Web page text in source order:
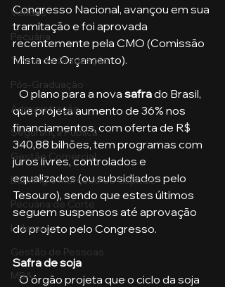
Vendas
Pecuária
Turma de Graduação
Pós-Graduação
Administração
Segurança Publica
Gestão Comercial
Banking e Mercado de Capitais
Pecuária de Corte
Liderança
Gestão de Pessoas
MBA
Congresso Nacional, avançou em sua
tramitação e foi aprovada
recentemente pela CMO (Comissão
Mista de Orçamento).
   O plano para a nova
safra do Brasil,
que projeta aumento de 36% nos
financiamentos, com oferta de R$
340,88 bilhões, tem programas com
juros livres, controlados e
equalizados (ou subsidiados pelo
Tesouro), sendo que estes últimos
seguem suspensos até aprovação
do projeto pelo Congresso.
Safra de soja
   O órgão projeta que o ciclo da soja